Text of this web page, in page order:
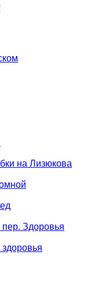
на Лизюкова
Здоровья